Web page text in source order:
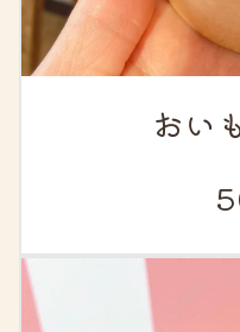
おい